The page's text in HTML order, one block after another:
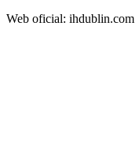
Web oficial: ihdublin.com